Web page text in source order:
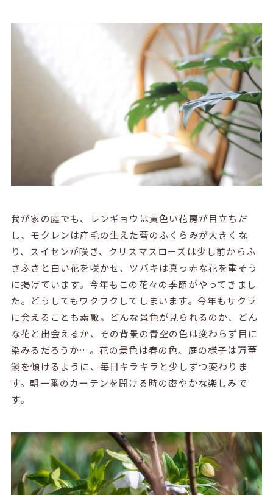
我が家の庭でも、レンギョウは黄色い花房が目立ちだ
し、モクレンは産毛の生えた蕾のふくらみが大きくな
り、スイセンが咲き、クリスマスローズは少し前からふ
さふさと白い花を咲かせ、ツバキは真っ赤な花を重そう
に掲げています。今年もこの花々の季節がやってきまし
た。どうしてもワクワクしてしまいます。今年もサクラ
に会えることも素敵。どんな景色が見られるのか、どん
な花と出会えるか、その背景の青空の色は変わらず目に
染みるだろうか…。花の景色は春の色、庭の様子は万華
鏡を傾けるように、毎日キラキラと少しずつ変わりま
す。朝一番のカーテンを開ける時の密やかな楽しみで
す。